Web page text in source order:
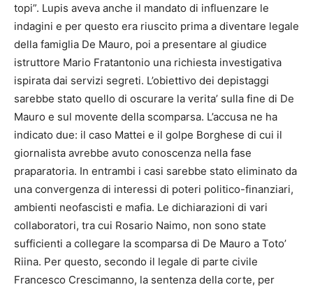
topi”. Lupis aveva anche il mandato di influenzare le
indagini e per questo era riuscito prima a diventare legale
della famiglia De Mauro, poi a presentare al giudice
istruttore Mario Fratantonio una richiesta investigativa
ispirata dai servizi segreti. L’obiettivo dei depistaggi
sarebbe stato quello di oscurare la verita’ sulla fine di De
Mauro e sul movente della scomparsa. L’accusa ne ha
indicato due: il caso Mattei e il golpe Borghese di cui il
giornalista avrebbe avuto conoscenza nella fase
praparatoria. In entrambi i casi sarebbe stato eliminato da
una convergenza di interessi di poteri politico-finanziari,
ambienti neofascisti e mafia. Le dichiarazioni di vari
collaboratori, tra cui Rosario Naimo, non sono state
sufficienti a collegare la scomparsa di De Mauro a Toto’
Riina. Per questo, secondo il legale di parte civile
Francesco Crescimanno, la sentenza della corte, per